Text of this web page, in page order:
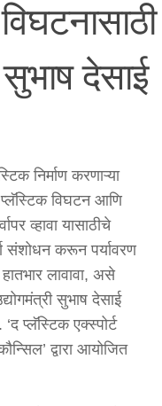
सुभाष देसाई
निर्माण करणाऱ्या
प्लॅस्टिक विघटन आणि
व्हावा यासाठीचे
संशोधन करून पर्यावरण
लावावा, असे
सुभाष देसाई
प्लॅस्टिक एक्स्पोर्ट
द्वारा आयोजित